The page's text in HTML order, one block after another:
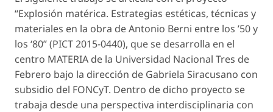
“Explosión matérica. Estrategias estéticas, técnicas y
materiales en la obra de Antonio Berni entre los ’50 y
los ‘80” (PICT 2015-0440), que se desarrolla en el
centro MATERIA de la Universidad Nacional Tres de
Febrero bajo la dirección de Gabriela Siracusano con
subsidio del FONCyT. Dentro de dicho proyecto se
trabaja desde una perspectiva interdisciplinaria con